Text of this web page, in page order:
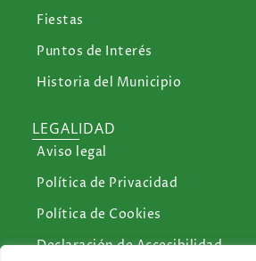
Fiestas
Puntos de Interés
Historia del Municipio
LEGALIDAD
Aviso legal
Política de Privacidad
Política de Cookies
Declaración de Accesibilidad